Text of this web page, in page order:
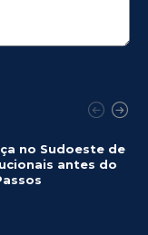
no Sudoeste de
antes do